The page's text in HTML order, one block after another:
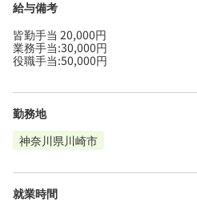
給与備考
皆勤手当 20,000円
業務手当:30,000円
役職手当:50,000円
勤務地
神奈川県川崎市
就業時間